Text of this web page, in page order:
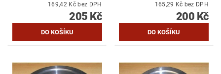
169,42 Kč bez DPH
205 Kč
165,29 Kč bez DPH
200 Kč